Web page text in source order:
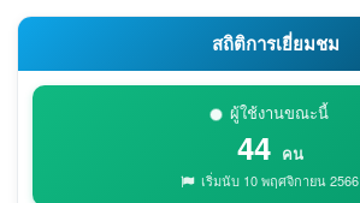
สถิติการเยี่ยมชม
ผู้ใช้งานขณะนี้
44 คน
เริ่มนับ 10 พฤศจิกายน 2566